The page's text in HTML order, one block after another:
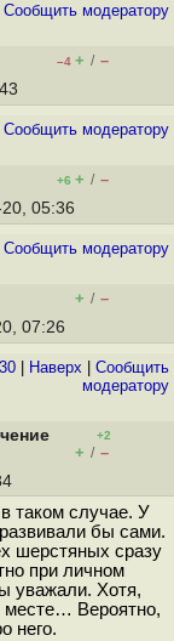
Cообщить модератору
–4 + / –
Cообщить модератору
+6 + / –
05:36
Cообщить модератору
+ / –
07:26
Наверх
Cообщить
модератору
+2
+ / –
таком случае. У
бы сами.
шерстяных сразу
при личном
уважали. Хотя,
месте… Вероятно,
него.